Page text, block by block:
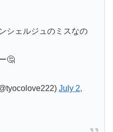
シェルジュのミスなの
🤔
July 2,